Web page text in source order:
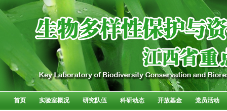
首页 实验室概况 研究队伍 科研动态 开放基金 党员活动